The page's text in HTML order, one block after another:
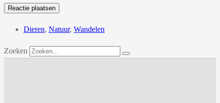
Dieren, Natuur, Wandelen
Zoeken